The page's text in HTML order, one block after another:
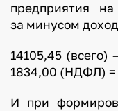
предприятия
за минусом
14105,45
1834,00 (НДФЛ) =
И при